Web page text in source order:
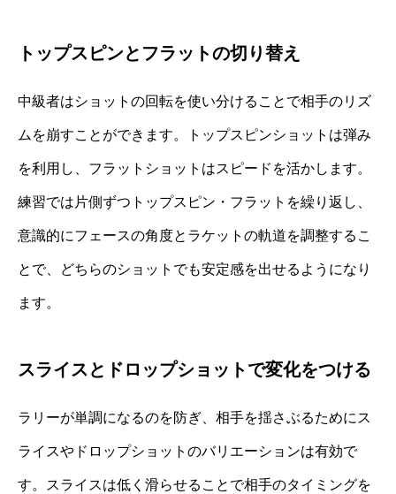
トップスピンとフラットの切り替え
中級者はショットの回転を使い分けることで相手のリズ
ムを崩すことができます。トップスピンショットは弾み
を利用し、フラットショットはスピードを活かします。
練習では片側ずつトップスピン・フラットを繰り返し、
意識的にフェースの角度とラケットの軌道を調整するこ
とで、どちらのショットでも安定感を出せるようになり
ます。
スライスとドロップショットで変化をつける
ラリーが単調になるのを防ぎ、相手を揺さぶるためにス
ライスやドロップショットのバリエーションは有効で
す。スライスは低く滑らせることで相手のタイミングを